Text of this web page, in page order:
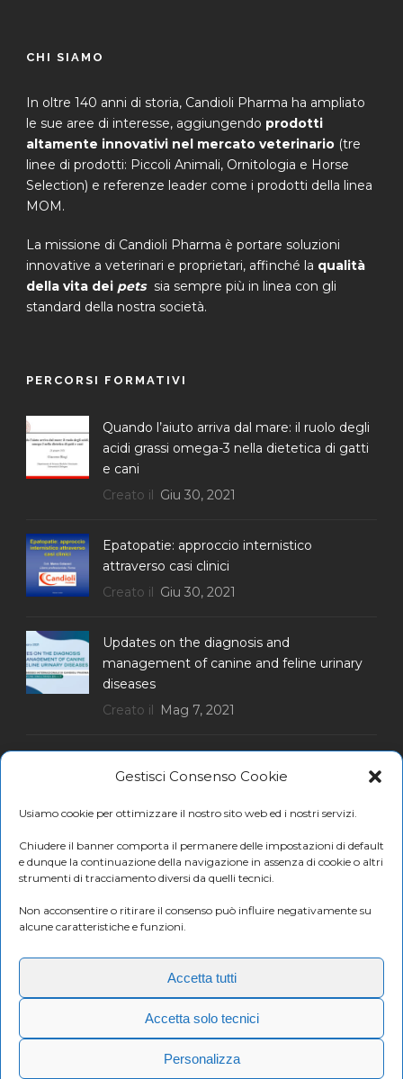
Gestisci Consenso Cookie
Usiamo cookie per ottimizzare il nostro sito web ed i nostri servizi.
Chiudere il banner comporta il permanere delle impostazioni di default
e dunque la continuazione della navigazione in assenza di cookie o altri
strumenti di tracciamento diversi da quelli tecnici.
Non acconsentire o ritirare il consenso può influire negativamente su
alcune caratteristiche e funzioni.
Accetta tutti
Accetta solo tecnici
Personalizza
CHI SIAMO
In oltre 140 anni di storia, Candioli Pharma ha ampliato
le sue aree di interesse, aggiungendo prodotti
altamente innovativi nel mercato veterinario (tre
linee di prodotti: Piccoli Animali, Ornitologia e Horse
Selection) e referenze leader come i prodotti della linea
MOM.
La missione di Candioli Pharma è portare soluzioni
innovative a veterinari e proprietari, affinché la qualità
della vita dei pets sia sempre più in linea con gli
standard della nostra società.
PERCORSI FORMATIVI
Quando l’aiuto arriva dal mare: il ruolo degli
acidi grassi omega-3 nella dietetica di gatti
e cani
Creato il Giu 30, 2021
Epatopatie: approccio internistico
attraverso casi clinici
Creato il Giu 30, 2021
Updates on the diagnosis and
management of canine and feline urinary
diseases
Creato il Mag 7, 2021
ISCRIVITI ALLA NEWSLETTER
Ricevi promozioni e le ultime news Candioli
Codice Fiscale e P.Iva: 10358790011
Cookie Policy